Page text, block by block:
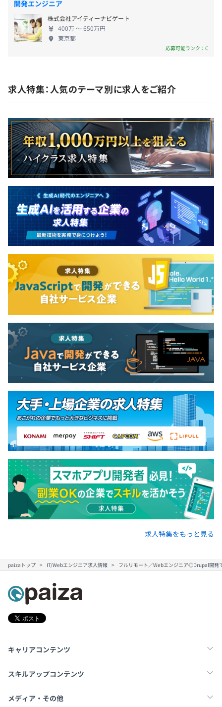
分け、機能ごとに細かなテストもおこないます。
インフラの構築やデザインの適用がある場合もこの段階で
おこないます。
テスト計画では、どういったテストをおこない、どのよう
な結果が出ると合格かを決定します。
が必要な箇所の改修・調整をおこない、再テストをおこな
うなど繰り返し合格判定まで繰り返します。
当社でのテスト終了後には、クライアントサイドで受入れ
テストを実施していただきます。
■06：本番リリース
期日までにテストに合格すると、本番リリース予定日に公
開します。
テストの結果がリリースの合格判定に達していない場合な
どは無理に本番リリースをせずきちんとスケジュールを組
み直し、安全な状態になるまで再度調整をおこないます。
3カ月（待遇・給与に変更はありません）
開発エンジニア
株式会社アイティーナビゲート
400万 〜 650万円
東京都
応募可能ランク：C
求人特集：人気のテーマ別に求人をご紹介
求人特集をもっと見る
paizaトップ IT/Webエンジニア求人情報 フルリモート／Webエンジニア◎Drupal開発
キャリアコンテンツ
転職・キャリア
スキルアップコンテンツ
学習
メディア・その他